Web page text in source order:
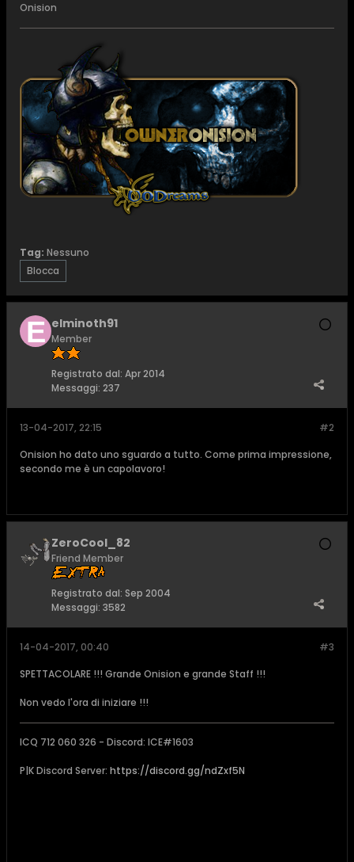
Onision
Tag: Nessuno
Blocca
elminoth91
Member
Registrato dal: Apr 2014
Messaggi: 237
#2
13-04-2017, 22:15
Onision ho dato uno sguardo a tutto. Come prima impressione,
secondo me è un capolavoro!
ZeroCool_82
Friend Member
Registrato dal: Sep 2004
Messaggi: 3582
#3
14-04-2017, 00:40
SPETTACOLARE !!! Grande Onision e grande Staff !!!
Non vedo l'ora di iniziare !!!
ICQ 712 060 326 - Discord: ICE#1603
P|K Discord Server: https://discord.gg/ndZxf5N